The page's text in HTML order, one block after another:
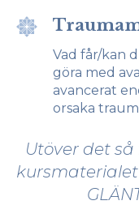
Vad får/kan
göra med
avancerat
orsaka
Utöver det